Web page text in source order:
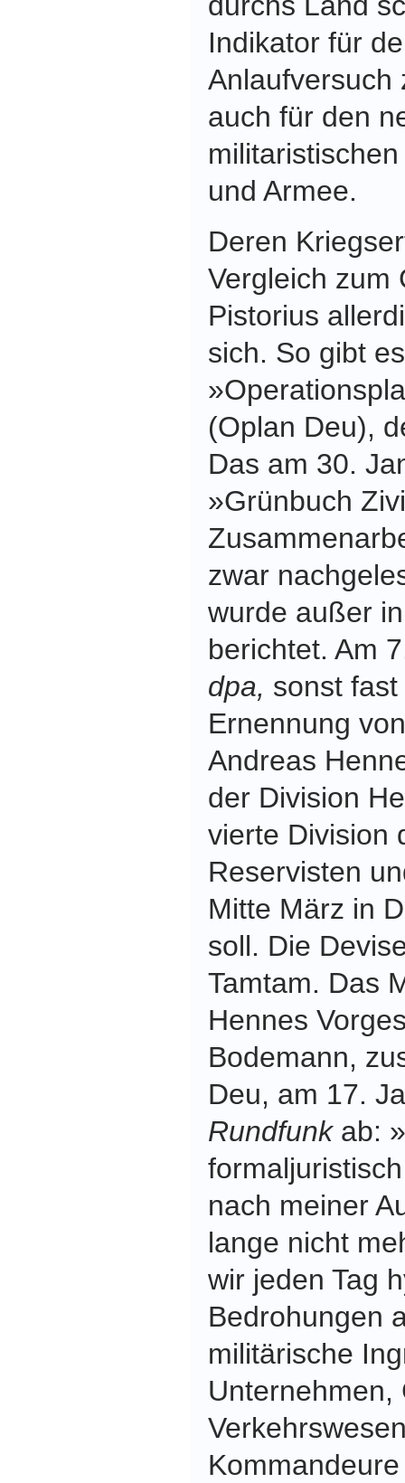
Indikator für
Anlaufversuch
auch für den
und Armee.
Deren
Vergleich zum
Pistorius
sich. So gibt
(Oplan Deu),
Das am 30.
»Grünbuch
zwar
wurde außer
berichtet. Am
dpa, sonst
Ernennung
Andreas
der Division
vierte Division
Reservisten
Mitte März in
soll. Die
Tamtam. Das
Hennes
Bodemann,
Deu, am 17.
Rundfunkab:
nach meiner
lange nicht
wir jeden Tag
Bedrohungen
militärische
Unternehmen,